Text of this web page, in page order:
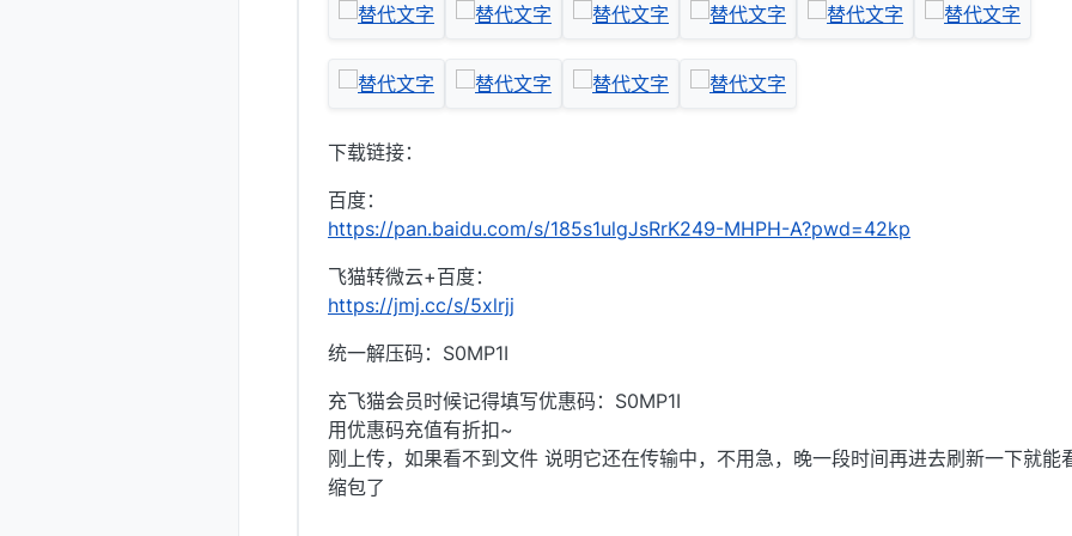
下载链接：
百度：
https://pan.baidu.com/s/185s1ulgJsRrK249-MHPH-A?pwd=42kp
飞猫转微云+百度：
https://jmj.cc/s/5xlrjj
统一解压码：S0MP1I
充飞猫会员时候记得填写优惠码：S0MP1I
用优惠码充值有折扣~
刚上传，如果看不到文件 说明它还在传输中，不用急，晚一段时间再进去刷新一下就能
缩包了